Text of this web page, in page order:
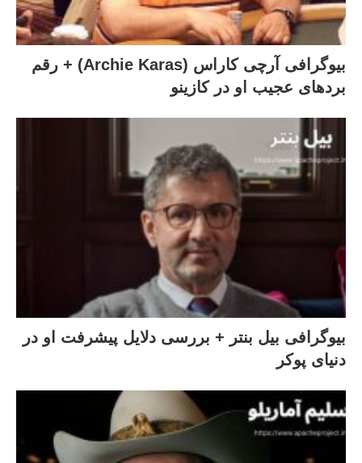
بیوگرافی آرچی کاراس (Archie Karas) + رقم
بردهای عجیب او در کازینو
بیوگرافی بیل بنتر + بررسی دلایل پیشرفت او در
دنیای پوکر